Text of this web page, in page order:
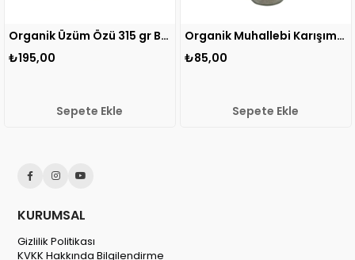
Organik Üzüm Özü 315 gr BABY MG 1 ADET
Organik Muhallebi Karışımı 300 gr 1 ADET
KURUMSAL
Gizlilik Politikası
KVKK Hakkında Bilgilendirme